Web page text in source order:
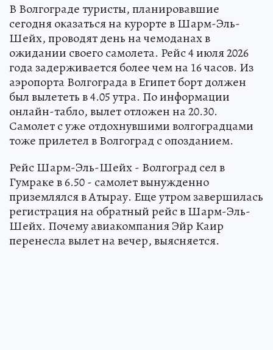
В Волгограде туристы, планировавшие
сегодня оказаться на курорте в Шарм-Эль-
Шейх, проводят день на чемоданах в
ожидании своего самолета. Рейс 4 июля 2026
года задерживается более чем на 16 часов. Из
аэропорта Волгограда в Египет борт должен
был вылететь в 4.05 утра. По информации
онлайн-табло, вылет отложен на 20.30.
Самолет с уже отдохнувшими волгоградцами
тоже прилетел в Волгоград с опозданием.
Рейс Шарм-Эль-Шейх - Волгоград сел в
Гумраке в 6.50 - самолет вынужденно
приземлялся в Атырау. Еще утром завершилась
регистрация на обратный рейс в Шарм-Эль-
Шейх. Почему авиакомпания Эйр Каир
перенесла вылет на вечер, выясняется.